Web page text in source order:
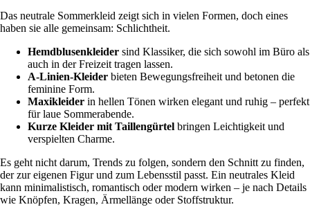
Das neutrale Sommerkleid zeigt sich in vielen Formen, doch eines
haben sie alle gemeinsam: Schlichtheit.
Hemdblusenkleider sind Klassiker, die sich sowohl im Büro als
auch in der Freizeit tragen lassen.
A-Linien-Kleider bieten Bewegungsfreiheit und betonen die
feminine Form.
Maxikleider in hellen Tönen wirken elegant und ruhig – perfekt
für laue Sommerabende.
Kurze Kleider mit Taillengürtel bringen Leichtigkeit und
verspielten Charme.
Es geht nicht darum, Trends zu folgen, sondern den Schnitt zu finden,
der zur eigenen Figur und zum Lebensstil passt. Ein neutrales Kleid
kann minimalistisch, romantisch oder modern wirken – je nach Details
wie Knöpfen, Kragen, Ärmellänge oder Stoffstruktur.